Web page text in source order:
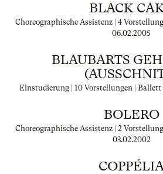
BLACK
Choreographische Assistenz | 4
06.02.2005
BLAUBARTS
Einstudierung | 10 Vorstellungen | Ballett |
BOLERO
Choreographische Assistenz | 2
03.02.2002